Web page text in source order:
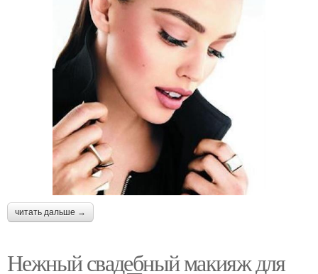
читать дальше →
Нежный свадебный макияж для